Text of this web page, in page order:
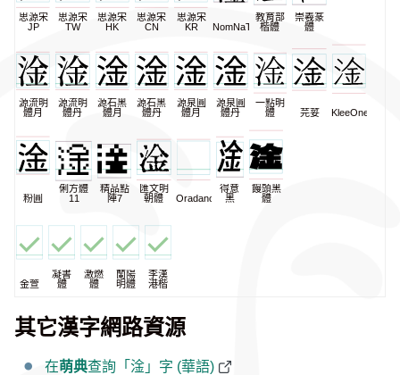
思源宋
JP
思源宋
TW
思源宋
HK
思源宋
CN
思源宋
KR
NomNaTong
教育部
楷體
崇羲篆
體
源流明
體月
源流明
體丹
源石黑
體月
源石黑
體丹
源泉圓
體月
源泉圓
體丹
一點明
體
芫荽 KleeOne
粉圓
俐方體
11
精品點
陣7
匯文明
朝體
Oradano
得意
黑
饅頭黑
體
金萱
凝書
體
激燃
體
蘭陽
明體
李漢
港楷
其它漢字網路資源
在萌典查詢「淦」字 (華語)